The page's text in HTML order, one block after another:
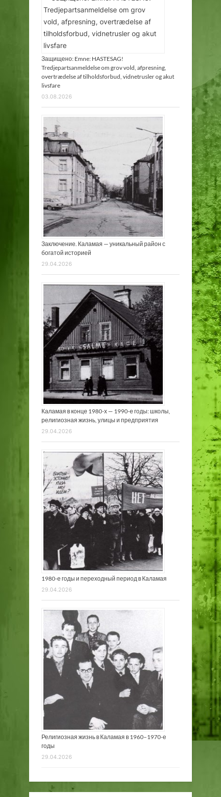
Защищено: Emne: HASTESAG!
Tredjepartsanmeldelse om grov vold, afpresning,
overtrædelse af tilholdsforbud, vidnetrusler og akut
livsfare
03.08.2026
Заключение. Каламая — уникальный район с
богатой историей
29.04.2026
Каламая в конце 1980-х — 1990-е годы: школы,
религиозная жизнь, улицы и предприятия
29.04.2026
1980-е годы и переходный период в Каламая
29.04.2026
Религиозная жизнь в Каламая в 1960–1970-е
годы
29.04.2026